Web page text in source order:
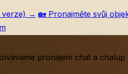
→ 🏡 Pronajměte svůj
pronájem chat a